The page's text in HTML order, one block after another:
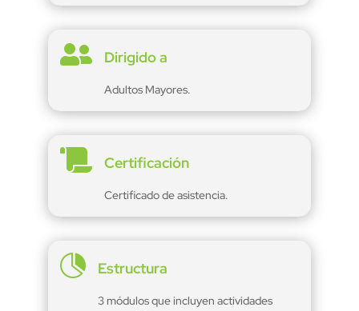
 Dirigido a
Adultos Mayores.
 Certificación
Certificado de asistencia.
 Estructura
3 módulos que incluyen actividades